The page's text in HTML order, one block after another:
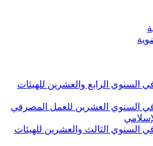
السنوي الرابع والعشرين للهيئات
السنوي العشرين للعمل المصرفي
السنوي الثالث والعشرين للهيئات